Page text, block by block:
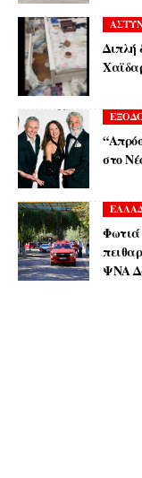
Διπλή
στο
Φωτιά
ΨΝΑ